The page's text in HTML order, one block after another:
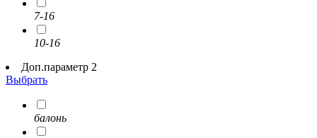
7-16
10-16
Доп.параметр 2
Выбрать
балонь